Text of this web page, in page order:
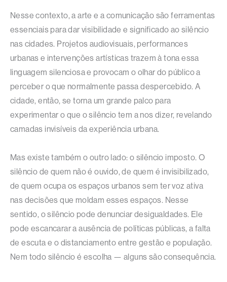
Nesse contexto, a arte e a comunicação são ferramentas
essenciais para dar visibilidade e significado ao silêncio
nas cidades. Projetos audiovisuais, performances
urbanas e intervenções artísticas trazem à tona essa
linguagem silenciosa e provocam o olhar do público a
perceber o que normalmente passa despercebido. A
cidade, então, se torna um grande palco para
experimentar o que o silêncio tem a nos dizer, revelando
camadas invisíveis da experiência urbana.
Mas existe também o outro lado: o silêncio imposto. O
silêncio de quem não é ouvido, de quem é invisibilizado,
de quem ocupa os espaços urbanos sem ter voz ativa
nas decisões que moldam esses espaços. Nesse
sentido, o silêncio pode denunciar desigualdades. Ele
pode escancarar a ausência de políticas públicas, a falta
de escuta e o distanciamento entre gestão e população.
Nem todo silêncio é escolha — alguns são consequência.